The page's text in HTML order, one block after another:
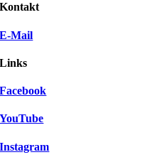
Kontakt
E-Mail
Links
Facebook
YouTube
Instagram